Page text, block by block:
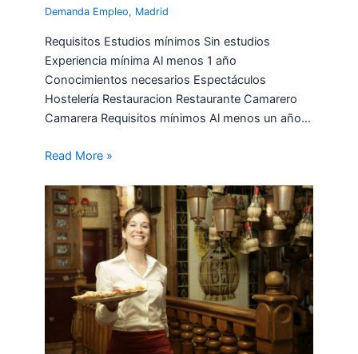
Demanda Empleo, Madrid
Requisitos Estudios mínimos Sin estudios
Experiencia mínima Al menos 1 año
Conocimientos necesarios Espectáculos
Hostelería Restauracion Restaurante Camarero
Camarera Requisitos mínimos Al menos un año…
Read More »